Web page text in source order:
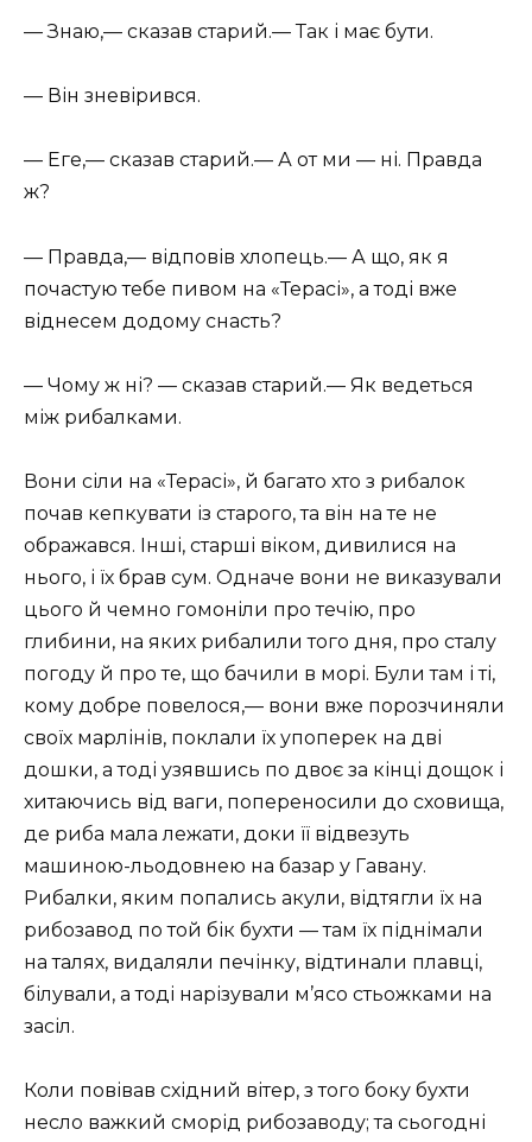
— Знаю,— сказав старий.— Так і має бути.
— Він зневірився.
— Еге,— сказав старий.— А от ми — ні. Правда
ж?
— Правда,— відповів хлопець.— А що, як я
почастую тебе пивом на «Терасі», а тоді вже
віднесем додому снасть?
— Чому ж ні? — сказав старий.— Як ведеться
між рибалками.
Вони сіли на «Терасі», й багато хто з рибалок
почав кепкувати із старого, та він на те не
ображався. Інші, старші віком, дивилися на
нього, і їх брав сум. Одначе вони не виказували
цього й чемно гомоніли про течію, про
глибини, на яких рибалили того дня, про сталу
погоду й про те, що бачили в морі. Були там і ті,
кому добре повелося,— вони вже порозчиняли
своїх марлінів, поклали їх упоперек на дві
дошки, а тоді узявшись по двоє за кінці дощок і
хитаючись від ваги, попереносили до сховища,
де риба мала лежати, доки її відвезуть
машиною-льодовнею на базар у Гавану.
Рибалки, яким попались акули, відтягли їх на
рибозавод по той бік бухти — там їх піднімали
на талях, видаляли печінку, відтинали плавці,
білували, а тоді нарізували м’ясо стьожками на
засіл.
Коли повівав східний вітер, з того боку бухти
несло важкий сморід рибозаводу; та сьогодні